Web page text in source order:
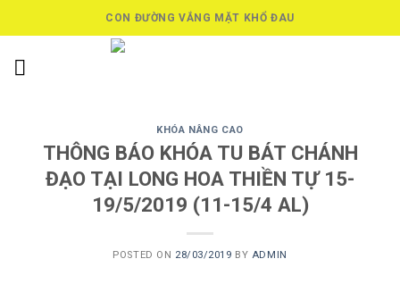
to
CON ĐƯỜNG VẮNG MẶT KHỔ ĐAU
KHÓA NÂNG CAO
THÔNG BÁO KHÓA TU BÁT CHÁNH
ĐẠO TẠI LONG HOA THIỀN TỰ 15-
19/5/2019 (11-15/4 AL)
POSTED ON 28/03/2019 BY ADMIN